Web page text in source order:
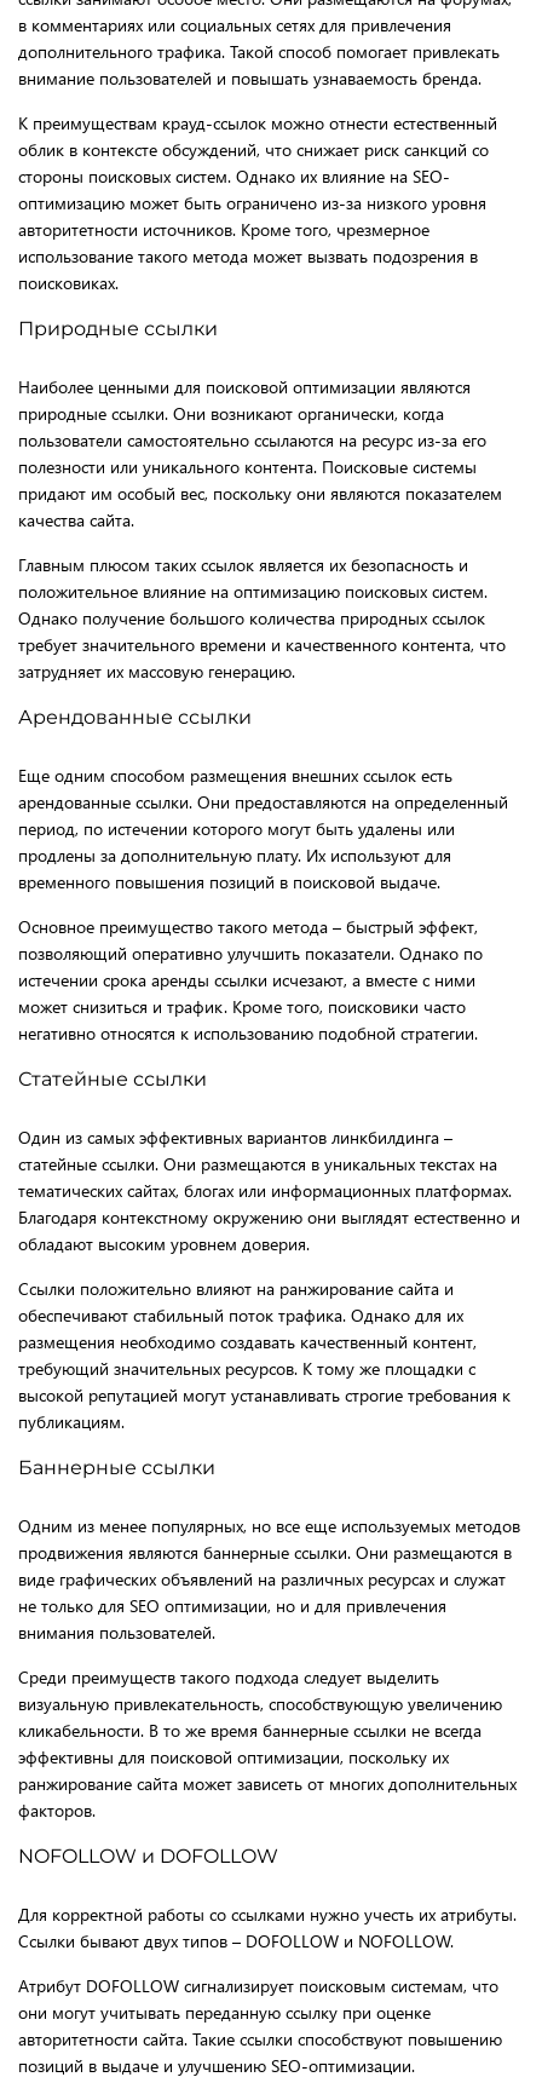
в комментариях или социальных сетях для привлечения
дополнительного трафика. Такой способ помогает привлекать
внимание пользователей и повышать узнаваемость бренда.
К преимуществам крауд-ссылок можно отнести естественный
облик в контексте обсуждений, что снижает риск санкций со
стороны поисковых систем. Однако их влияние на SEO-
оптимизацию может быть ограничено из-за низкого уровня
авторитетности источников. Кроме того, чрезмерное
использование такого метода может вызвать подозрения в
поисковиках.
Природные ссылки
Наиболее ценными для поисковой оптимизации являются
природные ссылки. Они возникают органически, когда
пользователи самостоятельно ссылаются на ресурс из-за его
полезности или уникального контента. Поисковые системы
придают им особый вес, поскольку они являются показателем
качества сайта.
Главным плюсом таких ссылок является их безопасность и
положительное влияние на оптимизацию поисковых систем.
Однако получение большого количества природных ссылок
требует значительного времени и качественного контента, что
затрудняет их массовую генерацию.
Арендованные ссылки
Еще одним способом размещения внешних ссылок есть
арендованные ссылки. Они предоставляются на определенный
период, по истечении которого могут быть удалены или
продлены за дополнительную плату. Их используют для
временного повышения позиций в поисковой выдаче.
Основное преимущество такого метода – быстрый эффект,
позволяющий оперативно улучшить показатели. Однако по
истечении срока аренды ссылки исчезают, а вместе с ними
может снизиться и трафик. Кроме того, поисковики часто
негативно относятся к использованию подобной стратегии.
Статейные ссылки
Один из самых эффективных вариантов линкбилдинга –
статейные ссылки. Они размещаются в уникальных текстах на
тематических сайтах, блогах или информационных платформах.
Благодаря контекстному окружению они выглядят естественно и
обладают высоким уровнем доверия.
Ссылки положительно влияют на ранжирование сайта и
обеспечивают стабильный поток трафика. Однако для их
размещения необходимо создавать качественный контент,
требующий значительных ресурсов. К тому же площадки с
высокой репутацией могут устанавливать строгие требования к
публикациям.
Баннерные ссылки
Одним из менее популярных, но все еще используемых методов
продвижения являются баннерные ссылки. Они размещаются в
виде графических объявлений на различных ресурсах и служат
не только для SEO оптимизации, но и для привлечения
внимания пользователей.
Среди преимуществ такого подхода следует выделить
визуальную привлекательность, способствующую увеличению
кликабельности. В то же время баннерные ссылки не всегда
эффективны для поисковой оптимизации, поскольку их
ранжирование сайта может зависеть от многих дополнительных
факторов.
NOFOLLOW и DOFOLLOW
Для корректной работы со ссылками нужно учесть их атрибуты.
Ссылки бывают двух типов – DOFOLLOW и NOFOLLOW.
Атрибут DOFOLLOW сигнализирует поисковым системам, что
они могут учитывать переданную ссылку при оценке
авторитетности сайта. Такие ссылки способствуют повышению
позиций в выдаче и улучшению SEO-оптимизации.